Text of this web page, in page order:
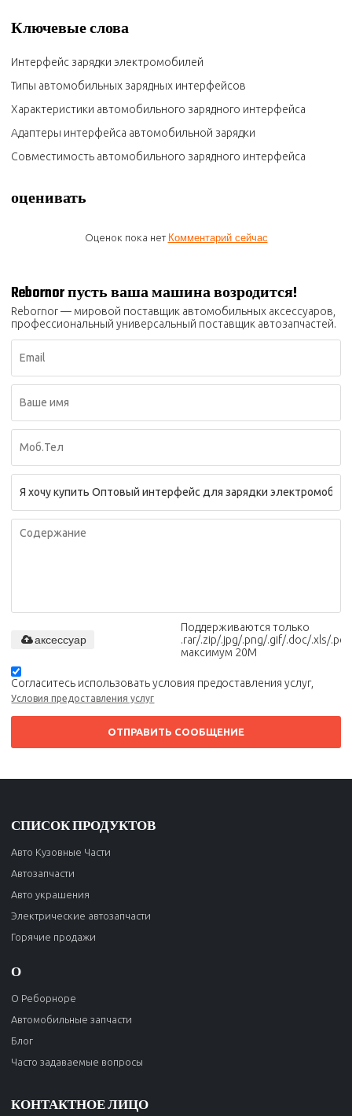
Ключевые слова
Интерфейс зарядки электромобилей
Типы автомобильных зарядных интерфейсов
Характеристики автомобильного зарядного интерфейса
Адаптеры интерфейса автомобильной зарядки
Совместимость автомобильного зарядного интерфейса
оценивать
Оценок пока нет Комментарий сейчас
Rebornor пусть ваша машина возродится!
Rebornor — мировой поставщик автомобильных аксессуаров,
профессиональный универсальный поставщик автозапчастей.
Поддерживаются только
.rar/.zip/.jpg/.png/.gif/.doc/.xls/.pdf,
максимум 20M
аксессуар
Согласитесь использовать условия предоставления услуг,
Условия предоставления услуг
ОТПРАВИТЬ СООБЩЕНИЕ
СПИСОК ПРОДУКТОВ
Авто Кузовные Части
Автозапчасти
Авто украшения
Электрические автозапчасти
Горячие продажи
О
О Реборноре
Автомобильные запчасти
Блог
Часто задаваемые вопросы
КОНТАКТНОЕ ЛИЦО